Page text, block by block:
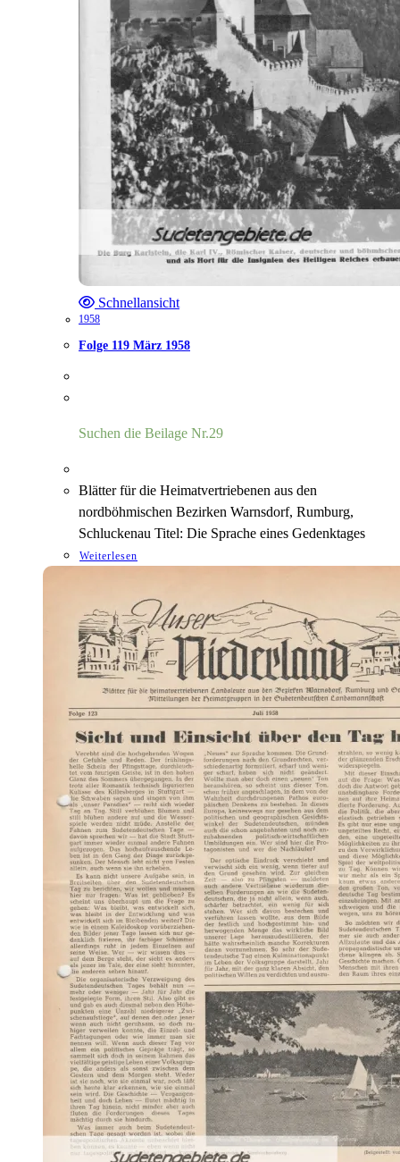
Schnellansicht
1958
Folge 119 März 1958
Suchen die Beilage Nr.29
Blätter für die Heimatvertriebenen aus den
nordböhmischen Bezirken Warnsdorf, Rumburg,
Schluckenau Titel: Die Sprache eines Gedenktages
Weiterlesen